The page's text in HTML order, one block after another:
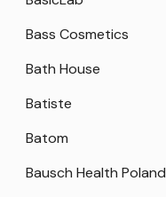
Bass Cosmetics
Bath House
Batiste
Batom
Bausch Health Poland